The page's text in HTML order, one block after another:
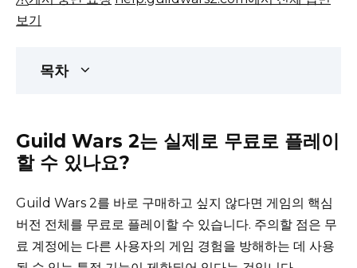
보기
목차
Guild Wars 2는 실제로 무료로 플레이
할 수 있나요?
Guild Wars 2를 바로 구매하고 싶지 않다면 게임의 핵심
버전 전체를 무료로 플레이할 수 있습니다. 주의할 점은 무
료 계정에는 다른 사용자의 게임 경험을 방해하는 데 사용